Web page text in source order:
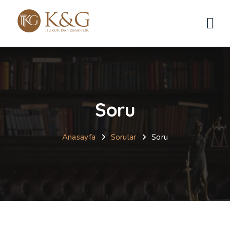
Soru
Anasayfa Sorular Soru